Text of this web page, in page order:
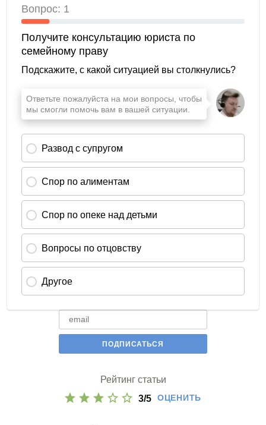
Рейтинг статьи
3/5 ОЦЕНИТЬ